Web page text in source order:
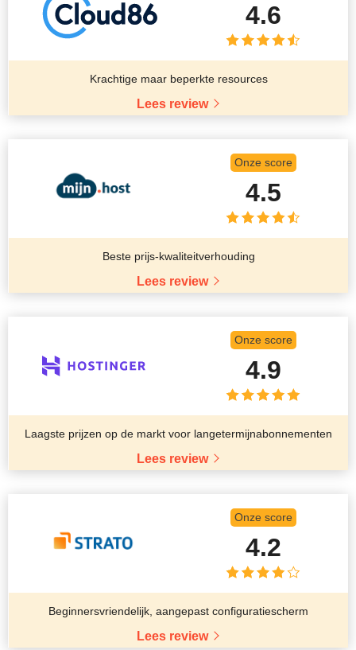
4.6
Krachtige maar beperkte resources
Lees review
Onze score
4.5
Beste prijs-kwaliteitverhouding
Lees review
Onze score
4.9
Laagste prijzen op de markt voor langetermijnabonnementen
Lees review
Onze score
4.2
Beginnersvriendelijk, aangepast configuratiescherm
Lees review